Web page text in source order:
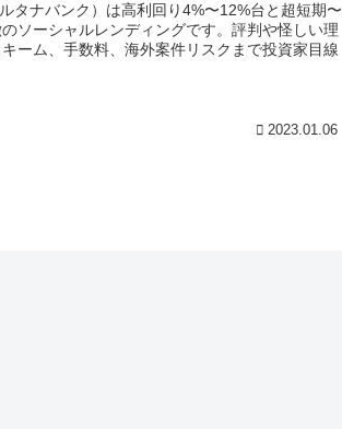
タナバンク）は高利回り4%〜12%台と超短期〜
ソーシャルレンディングです。評判や怪しい理
ーム、手数料、海外案件リスクまで投資家目線
2023.01.06